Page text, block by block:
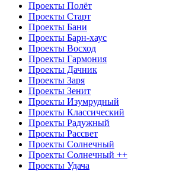
Проекты Полёт
Проекты Старт
Проекты Бани
Проекты Барн-хаус
Проекты Восход
Проекты Гармония
Проекты Дачник
Проекты Заря
Проекты Зенит
Проекты Изумрудный
Проекты Классический
Проекты Радужный
Проекты Рассвет
Проекты Солнечный
Проекты Солнечный ++
Проекты Удача